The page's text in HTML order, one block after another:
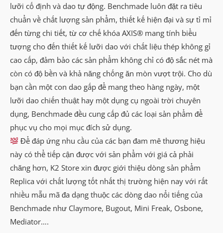
lưỡi cố định và dao tự động. Benchmade luôn đặt ra tiêu
chuẩn về chất lượng sản phẩm, thiết kế hiện đại và sự tỉ mỉ
đến từng chi tiết, từ cơ chế khóa AXIS® mang tính biểu
tượng cho đến thiết kế lưỡi dao với chất liệu thép không gỉ
cao cấp, đảm bảo các sản phẩm không chỉ có độ sắc nét mà
còn có độ bền và khả năng chống ăn mòn vượt trội. Cho dù
bạn cần một con dao gấp để mang theo hàng ngày, một
lưỡi dao chiến thuật hay một dụng cụ ngoài trời chuyên
dụng, Benchmade đều cung cấp đủ các loại sản phẩm để
phục vụ cho mọi mục đích sử dụng.
Để đáp ứng nhu cầu của các bạn đam mê thương hiệu
này có thể tiếp cận được với sản phẩm với giá cả phải
chăng hơn, K2 Store xin được giới thiệu dòng sản phẩm
Replica với chất lượng tốt nhất thị trường hiện nay với rất
nhiều mẫu mã đa dạng thuộc các dòng dao nổi tiếng của
Benchmade như Claymore, Bugout, Mini Freak, Osbone,
Mediator….